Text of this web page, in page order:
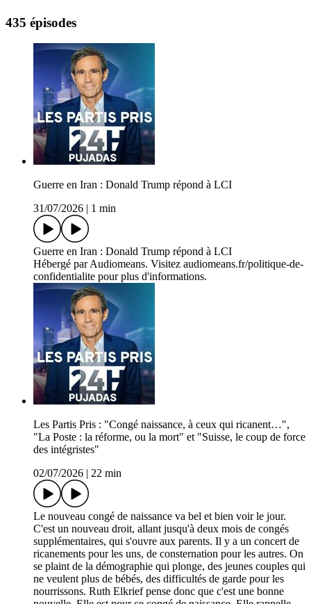
435 épisodes
Guerre en Iran : Donald Trump répond à LCI
31/07/2026
1 min
Guerre en Iran : Donald Trump répond à LCI
Hébergé par Audiomeans. Visitez audiomeans.fr/politique-de-
confidentialite pour plus d'informations.
Les Partis Pris : "Congé naissance, à ceux qui ricanent…",
"La Poste : la réforme, ou la mort" et "Suisse, le coup de force
des intégristes"
02/07/2026
22 min
Le nouveau congé de naissance va bel et bien voir le jour.
C'est un nouveau droit, allant jusqu'à deux mois de congés
supplémentaires, qui s'ouvre aux parents. Il y a un concert de
ricanements pour les uns, de consternation pour les autres. On
se plaint de la démographie qui plonge, des jeunes couples qui
ne veulent plus de bébés, des difficultés de garde pour les
nourrissons. Ruth Elkrief pense donc que c'est une bonne